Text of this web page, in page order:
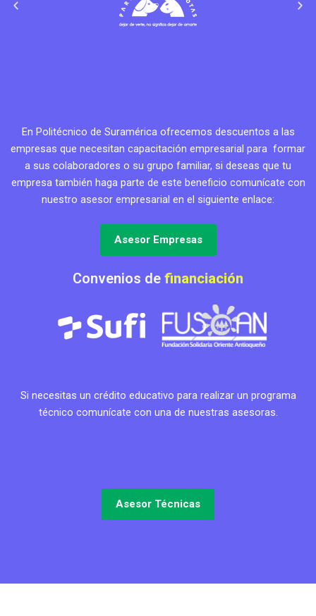
En Politécnico de Suramérica ofrecemos descuentos a las
empresas que necesitan capacitación empresarial para formar
a sus colaboradores o su grupo familiar, si deseas que tu
empresa también haga parte de este beneficio comunícate con
nuestro asesor empresarial en el siguiente enlace:
Asesor Empresas
Convenios de financiación
Si necesitas un crédito educativo para realizar un programa
técnico comunícate con una de nuestras asesoras.
Asesor Técnicas